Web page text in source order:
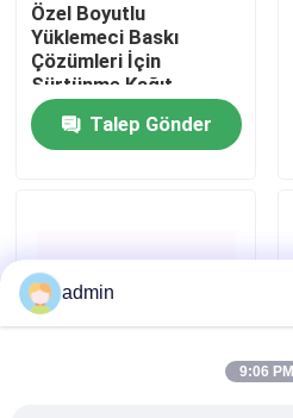
Fabrika turu
Kalite Kontrolü
Haberler
Davalar
Özel Boyutlu
Yüklemeci Baskı
Çözümleri İçin
Sürtünme Kağıt
Besleyicisi
Talep Gönder
admin
9:06 PM